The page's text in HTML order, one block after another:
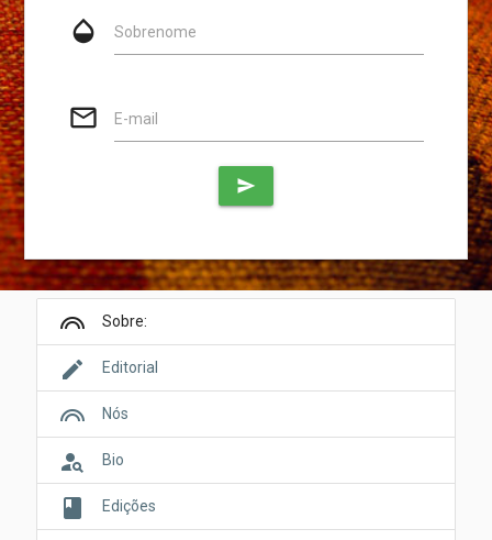
opacity Sobrenome
mail_outline E-mail
send
looks Sobre:
edit Editorial
looks Nós
person_search Bio
book Edições